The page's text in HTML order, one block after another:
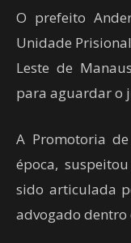
O prefeito
Unidade
Leste de
para aguardar o
A Promotoria
época,
sido articulada
advogado dentro